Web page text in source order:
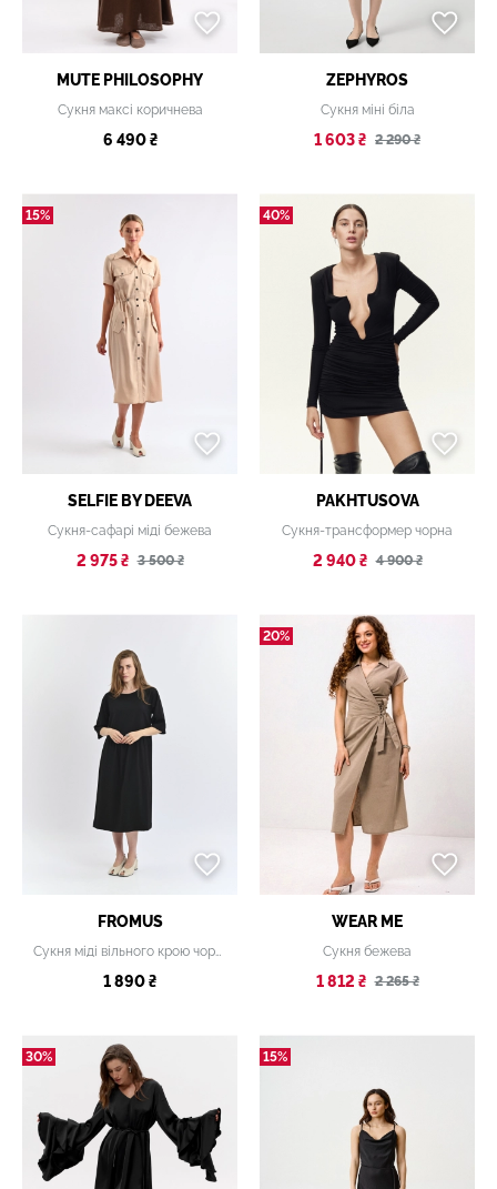
MUTE PHILOSOPHY
Сукня максі коричнева
6 490 ₴
ZEPHYROS
Сукня міні біла
1 603 ₴ 2 290 ₴
15%
SELFIE BY DEEVA
Сукня-сафарі міді бежева
2 975 ₴ 3 500 ₴
40%
PAKHTUSOVA
Сукня-трансформер чорна
2 940 ₴ 4 900 ₴
FROMUS
Сукня міді вільного крою чорна
1 890 ₴
20%
WEAR ME
Сукня бежева
1 812 ₴ 2 265 ₴
30% 15%